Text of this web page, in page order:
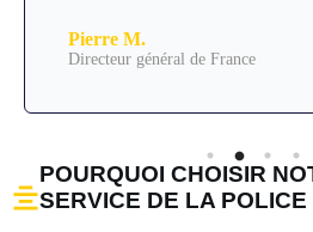
Pierre M.
Directeur général de France
POURQUOI CHOISIR
SERVICE DE LA POLICE